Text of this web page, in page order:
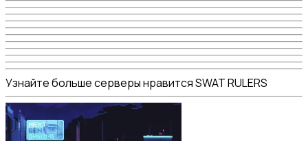
Узнайте больше серверы нравится SWAT RULERS